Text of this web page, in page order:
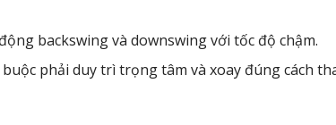
backswing và downswing với tốc độ chậm.
phải duy trì trọng tâm và xoay đúng cách